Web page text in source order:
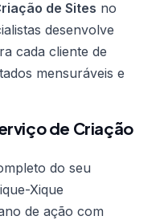
de Sites no
desenvolve
cada cliente de
mensuráveis e
de Criação
do seu
Xique
de ação com